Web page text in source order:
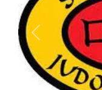
Vorige